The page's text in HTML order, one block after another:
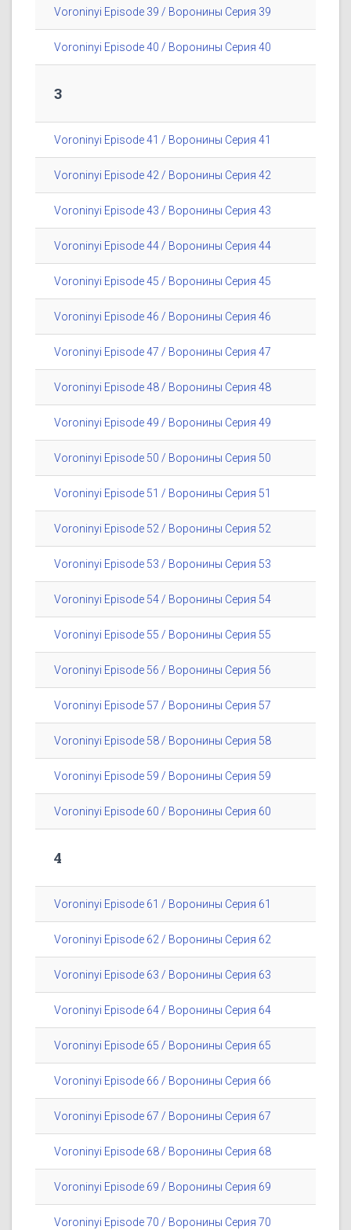
Voroninyi Episode 39 / Воронины Серия 39
Voroninyi Episode 40 / Воронины Серия 40
3
Voroninyi Episode 41 / Воронины Серия 41
Voroninyi Episode 42 / Воронины Серия 42
Voroninyi Episode 43 / Воронины Серия 43
Voroninyi Episode 44 / Воронины Серия 44
Voroninyi Episode 45 / Воронины Серия 45
Voroninyi Episode 46 / Воронины Серия 46
Voroninyi Episode 47 / Воронины Серия 47
Voroninyi Episode 48 / Воронины Серия 48
Voroninyi Episode 49 / Воронины Серия 49
Voroninyi Episode 50 / Воронины Серия 50
Voroninyi Episode 51 / Воронины Серия 51
Voroninyi Episode 52 / Воронины Серия 52
Voroninyi Episode 53 / Воронины Серия 53
Voroninyi Episode 54 / Воронины Серия 54
Voroninyi Episode 55 / Воронины Серия 55
Voroninyi Episode 56 / Воронины Серия 56
Voroninyi Episode 57 / Воронины Серия 57
Voroninyi Episode 58 / Воронины Серия 58
Voroninyi Episode 59 / Воронины Серия 59
Voroninyi Episode 60 / Воронины Серия 60
4
Voroninyi Episode 61 / Воронины Серия 61
Voroninyi Episode 62 / Воронины Серия 62
Voroninyi Episode 63 / Воронины Серия 63
Voroninyi Episode 64 / Воронины Серия 64
Voroninyi Episode 65 / Воронины Серия 65
Voroninyi Episode 66 / Воронины Серия 66
Voroninyi Episode 67 / Воронины Серия 67
Voroninyi Episode 68 / Воронины Серия 68
Voroninyi Episode 69 / Воронины Серия 69
Voroninyi Episode 70 / Воронины Серия 70